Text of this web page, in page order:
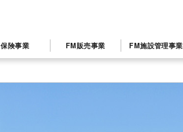
保険事業 FM販売事業 FM施設管理事業